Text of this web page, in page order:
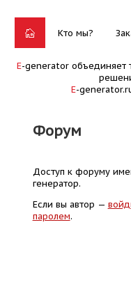
Кто мы?
E-generator объединяет
E-
Форум
Доступ к форуму
генератор.
Если вы автор —
паролем.